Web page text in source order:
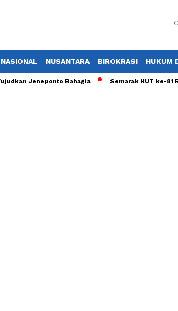
NASIONAL NUSANTARA BIROKRASI HUKUM
Jeneponto Bahagia Semarak HUT ke-81 RI,